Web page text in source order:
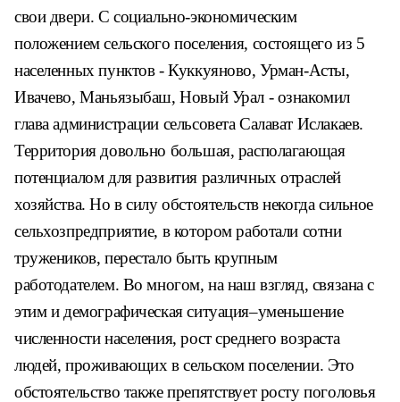
свои двери. С социально-экономическим
положением сельскогопоселения, состоящего из 5
населенных пунктов - Куккуяново,Урман-Асты,
Ивачево, Маньязыбаш,Новый Урал - ознакомил
глава администрации сельсовета Салават Ислакаев.
Территория довольно большая, располагающая
потенциалом дляразвития различных отраслей
хозяйства. Но в силу обстоятельствнекогда сильное
сельхозпредприятие, в котором работали сотни
тружеников, перестало быть крупным
работодателем. Во многом,на наш взгляд, связана с
этими демографическая ситуация–уменьшение
численности населения, рост среднего возраста
людей, проживающих в сельскомпоселении. Это
обстоятельство также препятствует росту поголовья